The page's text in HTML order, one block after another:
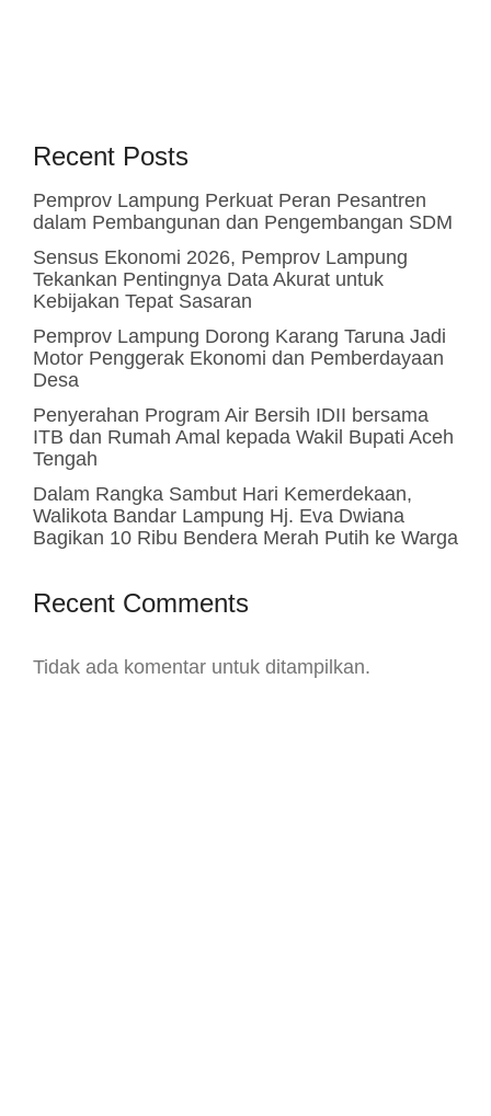
Recent Posts
Pemprov Lampung Perkuat Peran Pesantren
dalam Pembangunan dan Pengembangan SDM
Sensus Ekonomi 2026, Pemprov Lampung
Tekankan Pentingnya Data Akurat untuk
Kebijakan Tepat Sasaran
Pemprov Lampung Dorong Karang Taruna Jadi
Motor Penggerak Ekonomi dan Pemberdayaan
Desa
Penyerahan Program Air Bersih IDII bersama
ITB dan Rumah Amal kepada Wakil Bupati Aceh
Tengah
Dalam Rangka Sambut Hari Kemerdekaan,
Walikota Bandar Lampung Hj. Eva Dwiana
Bagikan 10 Ribu Bendera Merah Putih ke Warga
Recent Comments
Tidak ada komentar untuk ditampilkan.